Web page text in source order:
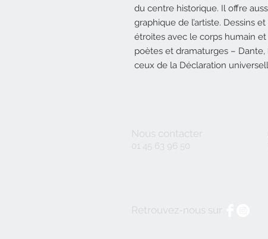
du centre historique. Il offre
graphique de l’artiste. Dessins
étroites avec le corps humain et
poètes et dramaturges –
ceux de la Déclaration
Nous contacter
01 45 63 96 50
Retrouvez-nous sur